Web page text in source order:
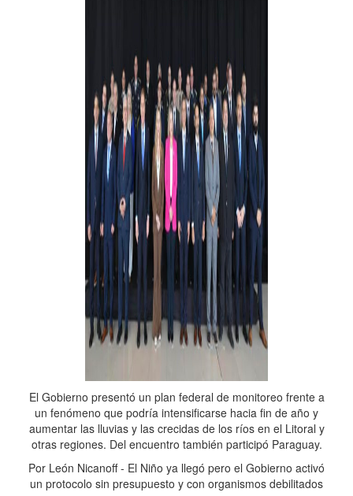
El Gobierno presentó un plan federal de monitoreo frente a
un fenómeno que podría intensificarse hacia fin de año y
aumentar las lluvias y las crecidas de los ríos en el Litoral y
otras regiones. Del encuentro también participó Paraguay.
Por León Nicanoff - El Niño ya llegó pero el Gobierno activó
un protocolo sin presupuesto y con organismos debilitados